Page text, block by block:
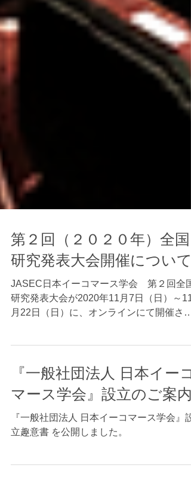
第２回（２０２０年）全国
研究発表大会開催について
研究発表大会が2020年11月7日（日）～11
ます。（15日間の期間内に聴きたい発表を
好きな時に視聴可能）多くの会員の皆さま
ご参加およびご発表を心よりお待ちしてお
ます。 ...
『一般社団法人 日本イーコ
マース学会』設立のご案内
『一般社団法人 日本イーコマース学会』設